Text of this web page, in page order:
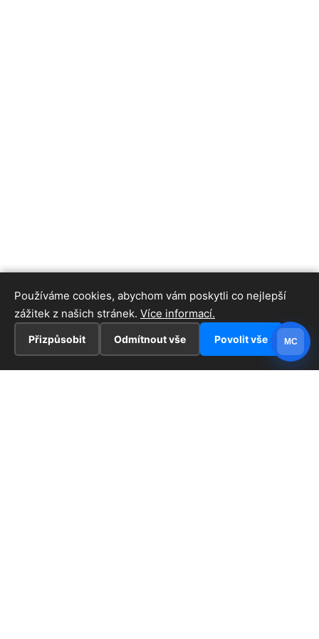
Používáme cookies, abychom vám poskytli co nejlepší
zážitek z našich stránek. Více informací.
Přizpůsobit Odmítnout vše Povolit vše MC